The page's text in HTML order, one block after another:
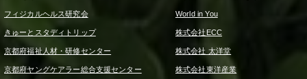
フィジカルヘルス研究会 World in You
きゅーとスタディトリップ 株式会社ECC
京都府福祉人材・研修センター 株式会社 太洋堂
京都府ヤングケアラー総合支援センター 株式会社東洋産業